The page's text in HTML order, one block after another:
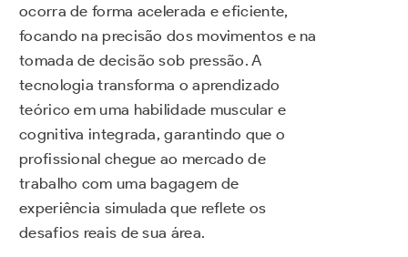
ocorra de forma acelerada e eficiente,
focando na precisão dos movimentos e na
tomada de decisão sob pressão. A
tecnologia transforma o aprendizado
teórico em uma habilidade muscular e
cognitiva integrada, garantindo que o
profissional chegue ao mercado de
trabalho com uma bagagem de
experiência simulada que reflete os
desafios reais de sua área.